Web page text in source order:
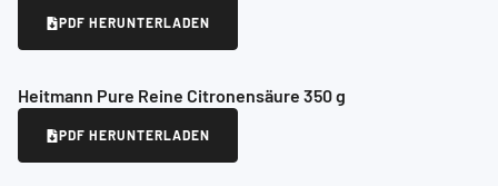
PDF HERUNTERLADEN
Heitmann Pure Reine Citronensäure 350 g
PDF HERUNTERLADEN